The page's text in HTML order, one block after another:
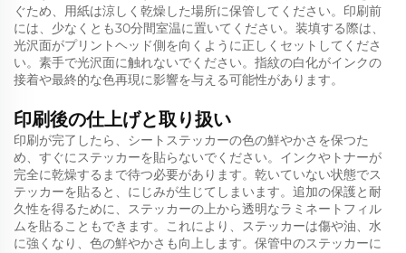
ぐため、用紙は涼しく乾燥した場所に保管してください。印刷前
には、少なくとも30分間室温に置いてください。装填する際は、
光沢面がプリントヘッド側を向くように正しくセットしてくださ
い。素手で光沢面に触れないでください。指紋の白化がインクの
接着や最終的な色再現に影響を与える可能性があります。
印刷後の仕上げと取り扱い
印刷が完了したら、シートステッカーの色の鮮やかさを保つた
め、すぐにステッカーを貼らないでください。インクやトナーが
完全に乾燥するまで待つ必要があります。乾いていない状態でス
テッカーを貼ると、にじみが生じてしまいます。追加の保護と耐
久性を得るために、ステッカーの上から透明なラミネートフィル
ムを貼ることもできます。これにより、ステッカーは傷や油、水
に強くなり、色の鮮やかさも向上します。保管中のステッカーに